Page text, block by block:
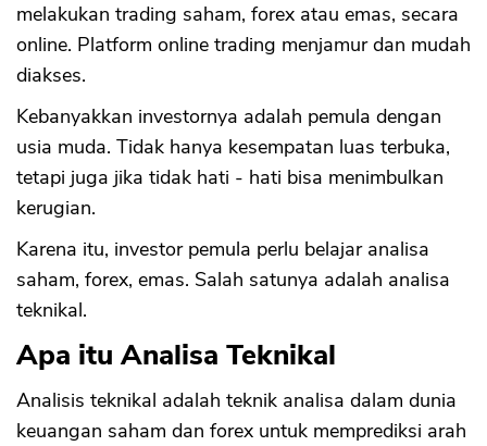
melakukan trading saham, forex atau emas, secara
online. Platform online trading menjamur dan mudah
diakses.
Kebanyakkan investornya adalah pemula dengan
usia muda. Tidak hanya kesempatan luas terbuka,
tetapi juga jika tidak hati - hati bisa menimbulkan
kerugian.
Karena itu, investor pemula perlu belajar analisa
saham, forex, emas. Salah satunya adalah analisa
teknikal.
Apa itu Analisa Teknikal
Analisis teknikal adalah teknik analisa dalam dunia
keuangan saham dan forex untuk memprediksi arah